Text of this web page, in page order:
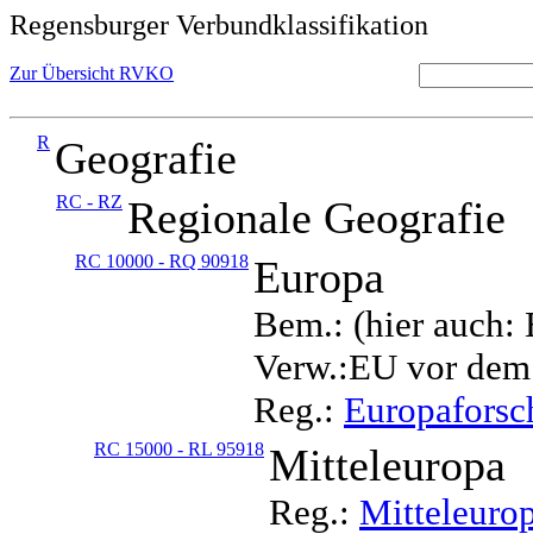
Regensburger Verbundklassifikation
Zur Übersicht RVKO
R Geografie
RC - RZ Regionale Geografie
RC 10000 - RQ 90918 Europa
Bem.: (hier auch:
Verw.:EU vor
Reg.:
RC 15000 - RL 95918 Mitteleuropa
Reg.: